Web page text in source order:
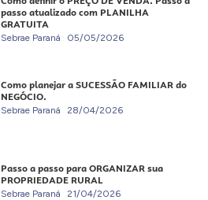
passo atualizado com PLANILHA
GRATUITA
Sebrae Paraná 05/05/2026
Como planejar a SUCESSÃO FAMILIAR do
NEGÓCIO.
Sebrae Paraná 28/04/2026
Passo a passo para ORGANIZAR sua
PROPRIEDADE RURAL
Sebrae Paraná 21/04/2026